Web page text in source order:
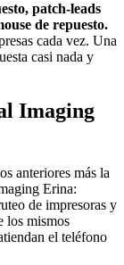
patch-leads
de repuesto.
cada vez. Una
casi nada y
Imaging
anteriores más la
Erina:
de impresoras y
los mismos
el teléfono